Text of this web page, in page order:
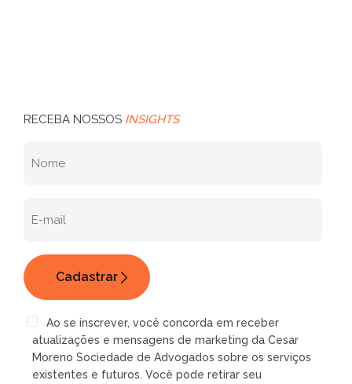
RECEBA NOSSOS INSIGHTS
Ao se inscrever, você concorda em receber
atualizações e mensagens de marketing da Cesar
Moreno Sociedade de Advogados sobre os serviços
existentes e futuros. Você pode retirar seu